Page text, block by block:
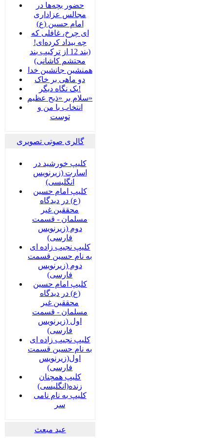
حضور بچه‌‌‌ها در
مجالس عزاداری
امام حسین (ع)
ای چرخ، غافلی که
چه بیداد کرده‌ای!
(بند 12 از ترکیب بند
محتشم کاشانی)
همنشین جانشین خدا
دو ماهی بر خاک
یک نگاه دیگر!
سلام بر «ذبح عظیم»
انتخاب با من و
توست
گالری صوتی تصویری
کلیپ خورشید در
اسارت (زیرنویس
انگلیسی)
کلیپ امام حسین
(ع) در دیدگاه
محققین غیر
مسلمان - قسمت
دوم (زیرنویس
فارسی)
کلیپ نجیب زاده ای
به نام حسین قسمت
دوم (زیرنویس
فارسی)
کلیپ امام حسین
(ع) در دیدگاه
محققین غیر
مسلمان - قسمت
اول (زیرنویس
فارسی)
کلیپ نجیب زاده ای
به نام حسین قسمت
اول(زیرنویس
فارسی)
کلیپ همچنان
زنده(انگلیسی)
کلیپ به نام نامی
سر
عید مبعث